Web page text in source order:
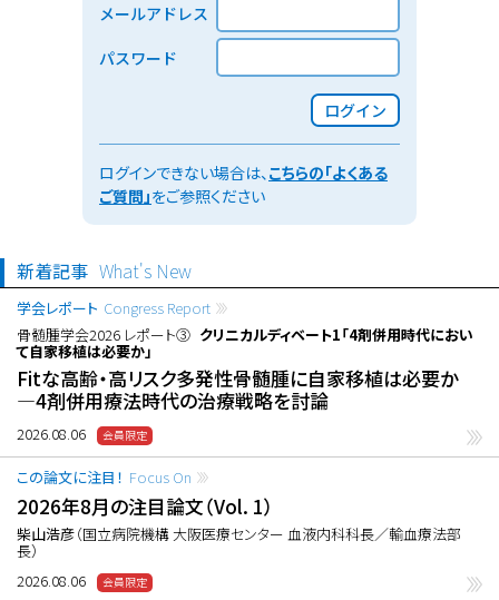
メールアドレス
パスワード
ログイン
ログインできない場合は、こちらの「よくある
ご質問」をご参照ください
新着記事 What's New
学会レポート Congress Report
骨髄腫学会2026 レポート③ クリニカルディベート1「4剤併用時代におい
て自家移植は必要か」
Fitな高齢・高リスク多発性骨髄腫に自家移植は必要か
―4剤併用療法時代の治療戦略を討論
2026.08.06
この論文に注目！ Focus On
2026年8月の注目論文（Vol. 1）
柴山浩彦（国立病院機構 大阪医療センター 血液内科科長／輸血療法部
長）
2026.08.06